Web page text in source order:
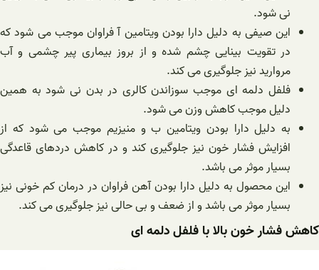
نی شود.
این صیفی به دلیل دارا بودن ویتامین آ فراوان موجب می شود که
در تقویت بینایی چشم شده و از بروز بیماری پیر چشمی و آب
مروارید نیز جلوگیری می کند.
فلفل دلمه ای موجب سوزاندن کالری در بدن نی شود به همین
دلیل موجب کاهش وزن می شود.
به دلیل دارا بودن ویتامین ب و منیزیم موجب می شود که از
افزایش فشار خون نیز جلوگیری کند و در کاهش دردهای قاعدگی
بسیار موثر می باشد.
این محصول به دلیل دارا بودن آهن فراوان در درمان کم خونی نیز
بسیار موثر می باشد و از ضعف و بی حالی نیز جلوگیری می کند.
کاهش فشار خون بالا با فلفل دلمه ای